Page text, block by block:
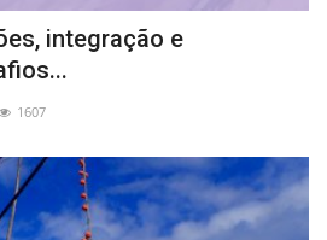
integração e
1607